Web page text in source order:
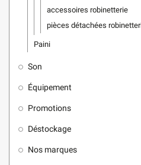
accessoires robinetterie
pièces détachées
Paini
Son
Équipement
Promotions
Déstockage
Nos marques